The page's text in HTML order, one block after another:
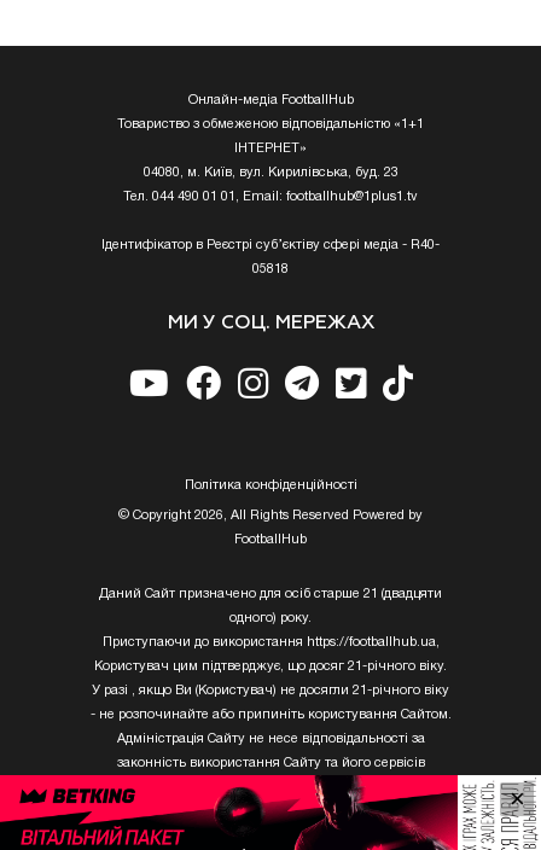
Онлайн-медіа FootballHub
Товариство з обмеженою відповідальністю «1+1
ІНТЕРНЕТ»
04080, м. Київ, вул. Кирилівська, буд. 23
Тел. 044 490 01 01, Email: footballhub@1plus1.tv
Ідентифікатор в Реєстрі суб’єктіву сфері медіа - R40-
05818
МИ У СОЦ. МЕРЕЖАХ
Полiтика конфiденцiйностi
© Copyright 2026, All Rights Reserved Powered by
FootballHub
Даний Сайт призначено для осіб старше 21 (двадцяти
одного) року.
Приступаючи до використання https://footballhub.ua,
Користувач цим підтверджує, що досяг 21-річного віку.
У разі , якщо Ви (Користувач) не досягли 21-річного віку
- не розпочинайте або припиніть користування Сайтом.
Адміністрація Сайту не несе відповідальності за
законність використання Сайту та його сервісів
Користувачем, який не досяг 21-річного віку.
Твори Getty Images, що розміщені на сайті, не можуть
×